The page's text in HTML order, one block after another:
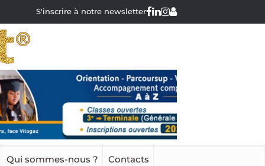
S'inscrire à notre newsletter
Qui sommes-nous ? Contacts